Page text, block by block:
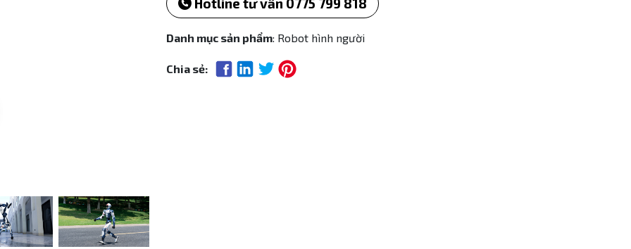
Danh mục sản phẩm: Robot hình người
Chia sẻ: